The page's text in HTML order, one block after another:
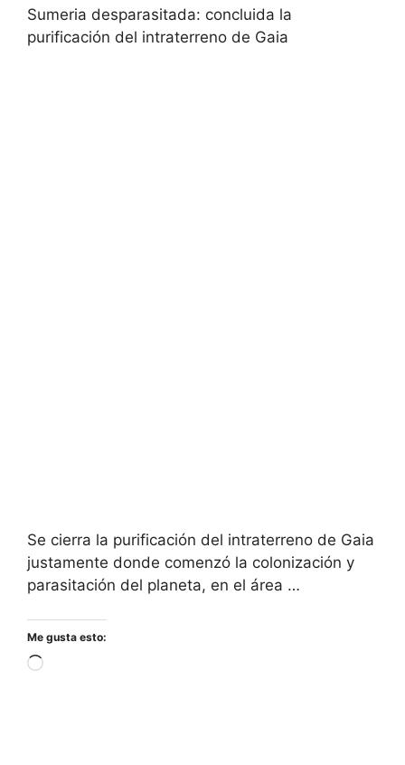
Sumeria desparasitada: concluida la
purificación del intraterreno de Gaia
Se cierra la purificación del intraterreno de Gaia
justamente donde comenzó la colonización y
parasitación del planeta, en el área …
Me gusta esto:
Cargando...